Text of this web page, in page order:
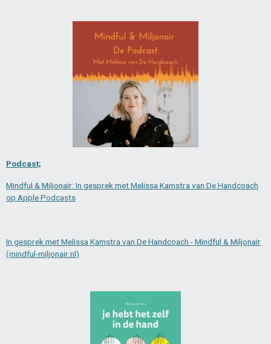
Podcast;
Mindful & Miljonair: In gesprek met Melissa Kamstra van De Handcoach
op Apple Podcasts
In gesprek met Melissa Kamstra van De Handcoach - Mindful & Miljonair
(mindful-miljonair.nl)